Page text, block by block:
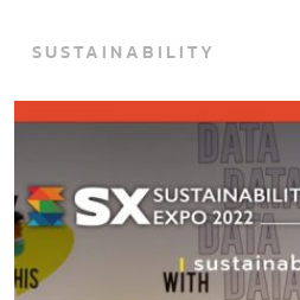
SUSTAINABILITY